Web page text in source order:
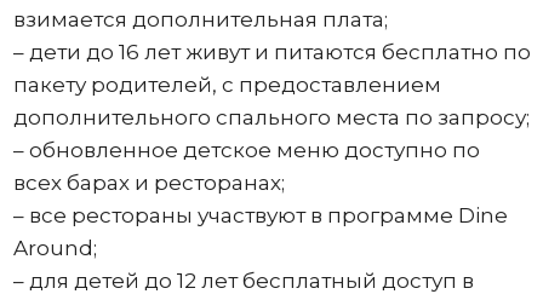
взимается дополнительная плата;
– дети до 16 лет живут и питаются бесплатно по
пакету родителей, с предоставлением
дополнительного спального места по запросу;
– обновленное детское меню доступно по
всех барах и ресторанах;
– все рестораны участвуют в программе Dine
Around;
– для детей до 12 лет бесплатный доступ в